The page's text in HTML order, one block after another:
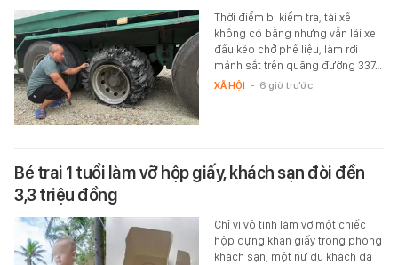
Thời điểm bị kiểm tra, tài xế
không có bằng nhưng vẫn lái xe
đầu kéo chở phế liệu, làm rơi
mảnh sắt trên quãng đường 337…
XÃ HỘI - 6 giờ trước
Bé trai 1 tuổi làm vỡ hộp giấy, khách sạn đòi đền
3,3 triệu đồng
Chỉ vì vô tình làm vỡ một chiếc
hộp đựng khăn giấy trong phòng
khách sạn, một nữ du khách đã